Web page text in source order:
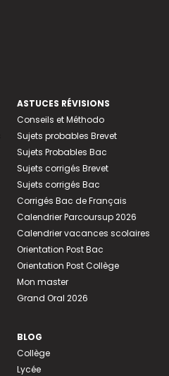
ASTUCES RÉVISIONS
Conseils et Méthodo
Sujets probables Brevet
Sujets Probables Bac
Sujets corrigés Brevet
Sujets corrigés Bac
Corrigés Bac de Français
Calendrier Parcoursup 2026
Calendrier vacances scolaires
Orientation Post Bac
Orientation Post Collège
Mon master
Grand Oral 2026
BLOG
Collège
Lycée